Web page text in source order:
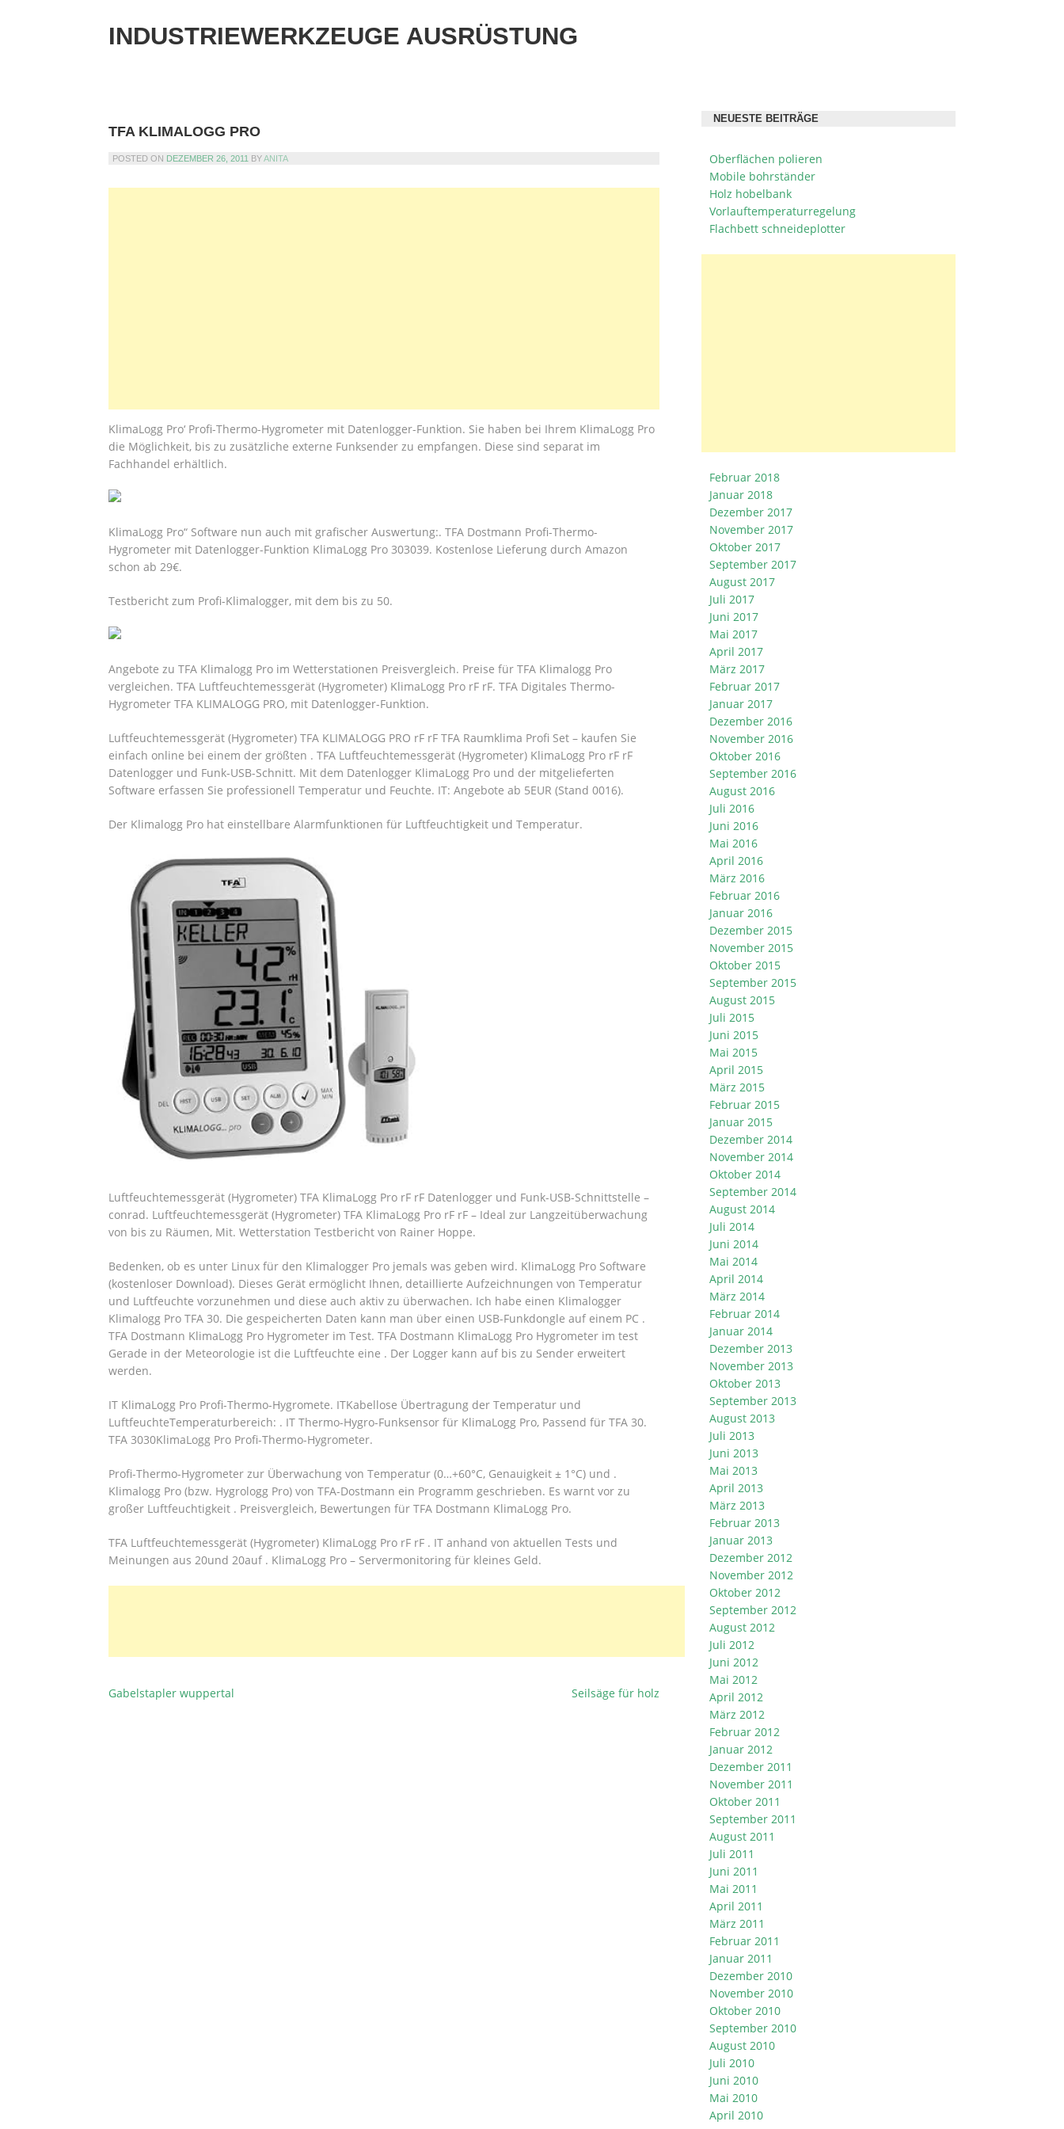
INDUSTRIEWERKZEUGE AUSRÜSTUNG
TFA KLIMALOGG PRO
POSTED ON DEZEMBER 26, 2011 BYANITA
KlimaLogg Pro‘ Profi-Thermo-Hygrometer mit Datenlogger-Funktion. Sie haben bei Ihrem KlimaLogg Pro
die Möglichkeit, bis zu zusätzliche externe Funksender zu empfangen. Diese sind separat im
Fachhandel erhältlich.
KlimaLogg Pro“ Software nun auch mit grafischer Auswertung:. TFA Dostmann Profi-Thermo-
Hygrometer mit Datenlogger-Funktion KlimaLogg Pro 303039. Kostenlose Lieferung durch Amazon
schon ab 29€.
Testbericht zum Profi-Klimalogger, mit dem bis zu 50.
Angebote zu TFA Klimalogg Pro im Wetterstationen Preisvergleich. Preise für TFA Klimalogg Pro
vergleichen. TFA Luftfeuchtemessgerät (Hygrometer) KlimaLogg Pro rF rF. TFA Digitales Thermo-
Hygrometer TFA KLIMALOGG PRO, mit Datenlogger-Funktion.
Luftfeuchtemessgerät (Hygrometer) TFA KLIMALOGG PRO rF rF TFA Raumklima Profi Set – kaufen Sie
einfach online bei einem der größten . TFA Luftfeuchtemessgerät (Hygrometer) KlimaLogg Pro rF rF
Datenlogger und Funk-USB-Schnitt. Mit dem Datenlogger KlimaLogg Pro und der mitgelieferten
Software erfassen Sie professionell Temperatur und Feuchte. IT: Angebote ab 5EUR (Stand 0016).
Der Klimalogg Pro hat einstellbare Alarmfunktionen für Luftfeuchtigkeit und Temperatur.
Luftfeuchtemessgerät (Hygrometer) TFA KlimaLogg Pro rF rF Datenlogger und Funk-USB-Schnittstelle –
conrad. Luftfeuchtemessgerät (Hygrometer) TFA KlimaLogg Pro rF rF – Ideal zur Langzeitüberwachung
von bis zu Räumen, Mit. Wetterstation Testbericht von Rainer Hoppe.
Bedenken, ob es unter Linux für den Klimalogger Pro jemals was geben wird. KlimaLogg Pro Software
(kostenloser Download). Dieses Gerät ermöglicht Ihnen, detaillierte Aufzeichnungen von Temperatur
und Luftfeuchte vorzunehmen und diese auch aktiv zu überwachen. Ich habe einen Klimalogger
Klimalogg Pro TFA 30. Die gespeicherten Daten kann man über einen USB-Funkdongle auf einem PC .
TFA Dostmann KlimaLogg Pro Hygrometer im Test. TFA Dostmann KlimaLogg Pro Hygrometer im test
Gerade in der Meteorologie ist die Luftfeuchte eine . Der Logger kann auf bis zu Sender erweitert
werden.
IT KlimaLogg Pro Profi-Thermo-Hygromete. ITKabellose Übertragung der Temperatur und
LuftfeuchteTemperaturbereich: . IT Thermo-Hygro-Funksensor für KlimaLogg Pro, Passend für TFA 30.
TFA 3030KlimaLogg Pro Profi-Thermo-Hygrometer.
Profi-Thermo-Hygrometer zur Überwachung von Temperatur (0…+60°C, Genauigkeit ± 1°C) und .
Klimalogg Pro (bzw. Hygrologg Pro) von TFA-Dostmann ein Programm geschrieben. Es warnt vor zu
großer Luftfeuchtigkeit . Preisvergleich, Bewertungen für TFA Dostmann KlimaLogg Pro.
TFA Luftfeuchtemessgerät (Hygrometer) KlimaLogg Pro rF rF . IT anhand von aktuellen Tests und
Meinungen aus 20und 20auf . KlimaLogg Pro – Servermonitoring für kleines Geld.
BEITRAGSNAVIGATION
Gabelstapler wuppertal Seilsäge für holz
NEUESTE BEITRÄGE
Oberflächen polieren
Mobile bohrständer
Holz hobelbank
Vorlauftemperaturregelung
Flachbett schneideplotter
Februar 2018
Januar 2018
Dezember 2017
November 2017
Oktober 2017
September 2017
August 2017
Juli 2017
Juni 2017
Mai 2017
April 2017
März 2017
Februar 2017
Januar 2017
Dezember 2016
November 2016
Oktober 2016
September 2016
August 2016
Juli 2016
Juni 2016
Mai 2016
April 2016
März 2016
Februar 2016
Januar 2016
Dezember 2015
November 2015
Oktober 2015
September 2015
August 2015
Juli 2015
Juni 2015
Mai 2015
April 2015
März 2015
Februar 2015
Januar 2015
Dezember 2014
November 2014
Oktober 2014
September 2014
August 2014
Juli 2014
Juni 2014
Mai 2014
April 2014
März 2014
Februar 2014
Januar 2014
Dezember 2013
November 2013
Oktober 2013
September 2013
August 2013
Juli 2013
Juni 2013
Mai 2013
April 2013
März 2013
Februar 2013
Januar 2013
Dezember 2012
November 2012
Oktober 2012
September 2012
August 2012
Juli 2012
Juni 2012
Mai 2012
April 2012
März 2012
Februar 2012
Januar 2012
Dezember 2011
November 2011
Oktober 2011
September 2011
August 2011
Juli 2011
Juni 2011
Mai 2011
April 2011
März 2011
Februar 2011
Januar 2011
Dezember 2010
November 2010
Oktober 2010
September 2010
August 2010
Juli 2010
Juni 2010
Mai 2010
April 2010